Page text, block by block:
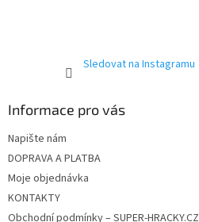
Sledovat na Instagramu
Informace pro vás
Napište nám
DOPRAVA A PLATBA
Moje objednávka
KONTAKTY
Obchodní podmínky – SUPER-HRACKY.CZ